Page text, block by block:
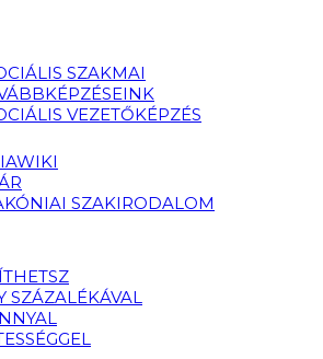
SZAKMAI
VEZETŐKÉPZÉS
SZAKIRODALOM
SZÁZALÉKÁVAL